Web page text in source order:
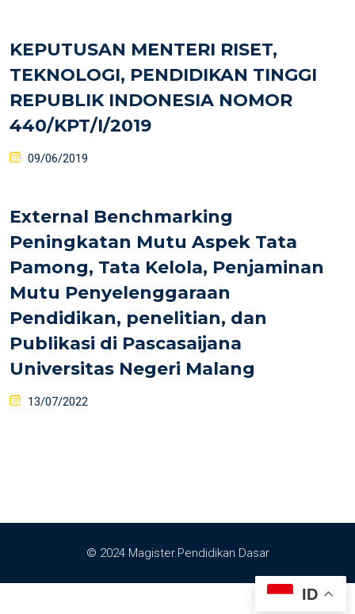
KEPUTUSAN MENTERI RISET,
TEKNOLOGI, PENDIDIKAN TINGGI
REPUBLIK INDONESIA NOMOR
440/KPT/I/2019
09/06/2019
External Benchmarking
Peningkatan Mutu Aspek Tata
Pamong, Tata Kelola, Penjaminan
Mutu Penyelenggaraan
Pendidikan, penelitian, dan
Publikasi di Pascasaijana
Universitas Negeri Malang
13/07/2022
© 2024 Magister.Pendidikan Dasar
ID